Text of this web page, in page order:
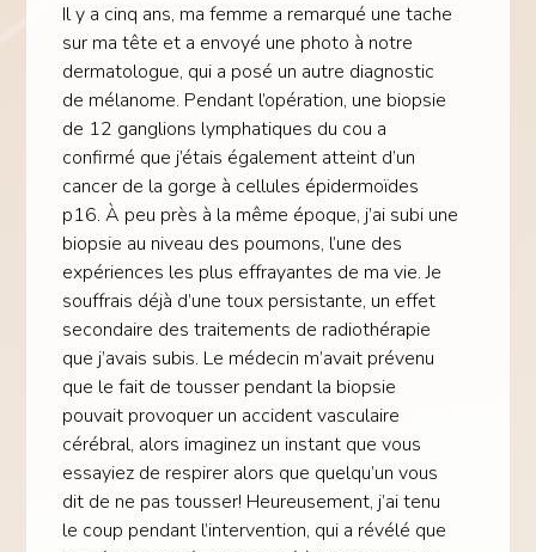
Il y a cinq ans, ma femme a remarqué une tache
sur ma tête et a envoyé une photo à notre
dermatologue, qui a posé un autre diagnostic
de mélanome. Pendant l’opération, une biopsie
de 12 ganglions lymphatiques du cou a
confirmé que j’étais également atteint d’un
cancer de la gorge à cellules épidermoïdes
p16. À peu près à la même époque, j’ai subi une
biopsie au niveau des poumons, l’une des
expériences les plus effrayantes de ma vie. Je
souffrais déjà d’une toux persistante, un effet
secondaire des traitements de radiothérapie
que j’avais subis. Le médecin m’avait prévenu
que le fait de tousser pendant la biopsie
pouvait provoquer un accident vasculaire
cérébral, alors imaginez un instant que vous
essayiez de respirer alors que quelqu’un vous
dit de ne pas tousser! Heureusement, j’ai tenu
le coup pendant l’intervention, qui a révélé que